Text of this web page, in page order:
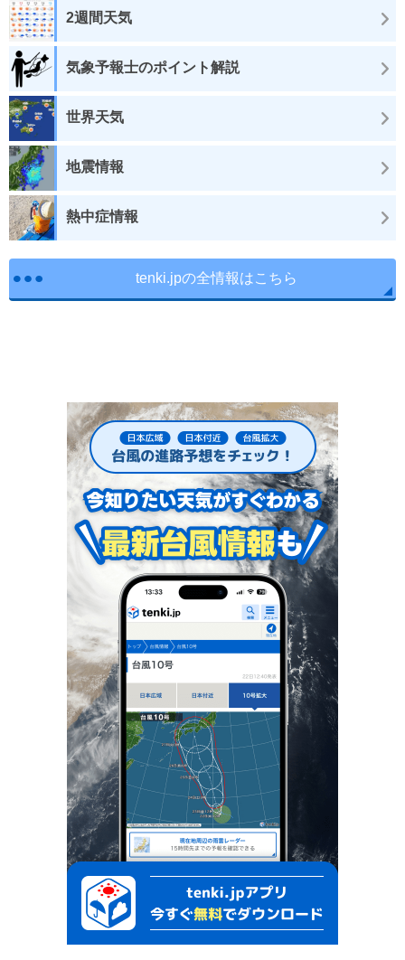
2週間天気
気象予報士のポイント解説
世界天気
地震情報
熱中症情報
tenki.jpの全情報はこちら